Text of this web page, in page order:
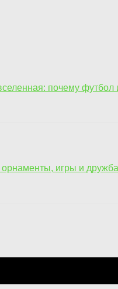
почему
игры и дружба